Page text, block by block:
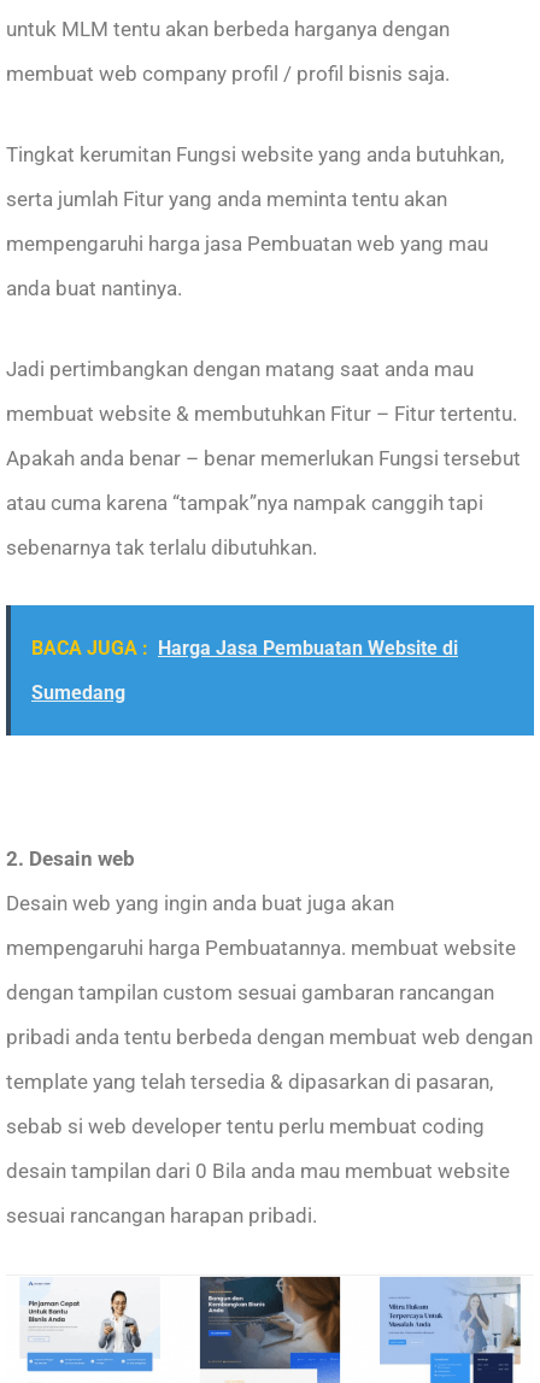
untuk MLM tentu akan berbeda harganya dengan
membuat web company profil / profil bisnis saja.
Tingkat kerumitan Fungsi website yang anda butuhkan,
serta jumlah Fitur yang anda meminta tentu akan
mempengaruhi harga jasa Pembuatan web yang mau
anda buat nantinya.
Jadi pertimbangkan dengan matang saat anda mau
membuat website & membutuhkan Fitur – Fitur tertentu.
Apakah anda benar – benar memerlukan Fungsi tersebut
atau cuma karena “tampak”nya nampak canggih tapi
sebenarnya tak terlalu dibutuhkan.
BACA JUGA :
Harga Jasa Pembuatan Website di
Sumedang
2. Desain web
Desain web yang ingin anda buat juga akan
mempengaruhi harga Pembuatannya. membuat website
dengan tampilan custom sesuai gambaran rancangan
pribadi anda tentu berbeda dengan membuat web dengan
template yang telah tersedia & dipasarkan di pasaran,
sebab si web developer tentu perlu membuat coding
desain tampilan dari 0 Bila anda mau membuat website
sesuai rancangan harapan pribadi.